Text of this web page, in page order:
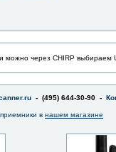
можно через CHIRP выбираем
- (495) 644-30-90 -
в нашем магазине